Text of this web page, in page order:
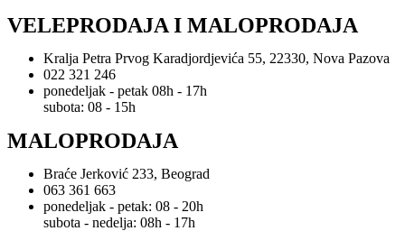
VELEPRODAJA I MALOPRODAJA
Kralja Petra Prvog Karadjordjevića 55, 22330, Nova Pazova
022 321 246
ponedeljak - petak 08h - 17h
subota: 08 - 15h
MALOPRODAJA
Braće Jerković 233, Beograd
063 361 663
ponedeljak - petak: 08 - 20h
subota - nedelja: 08h - 17h